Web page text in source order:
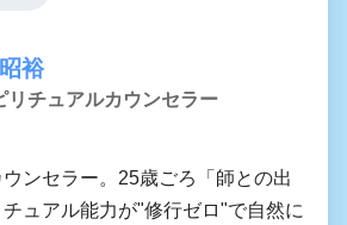
裕
リチュアルカウンセラー
ンセラー。25歳ごろ「師との出
ュアル能力が"修行ゼロ"で自然に